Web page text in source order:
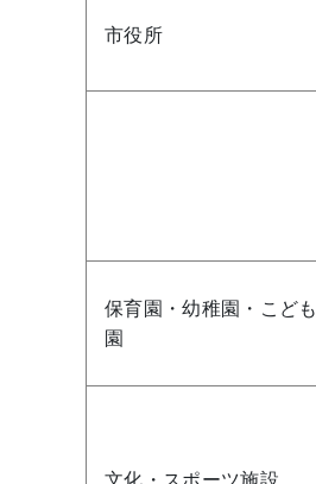
市役所
保育園・幼稚園・こども
園
文化・スポーツ施設